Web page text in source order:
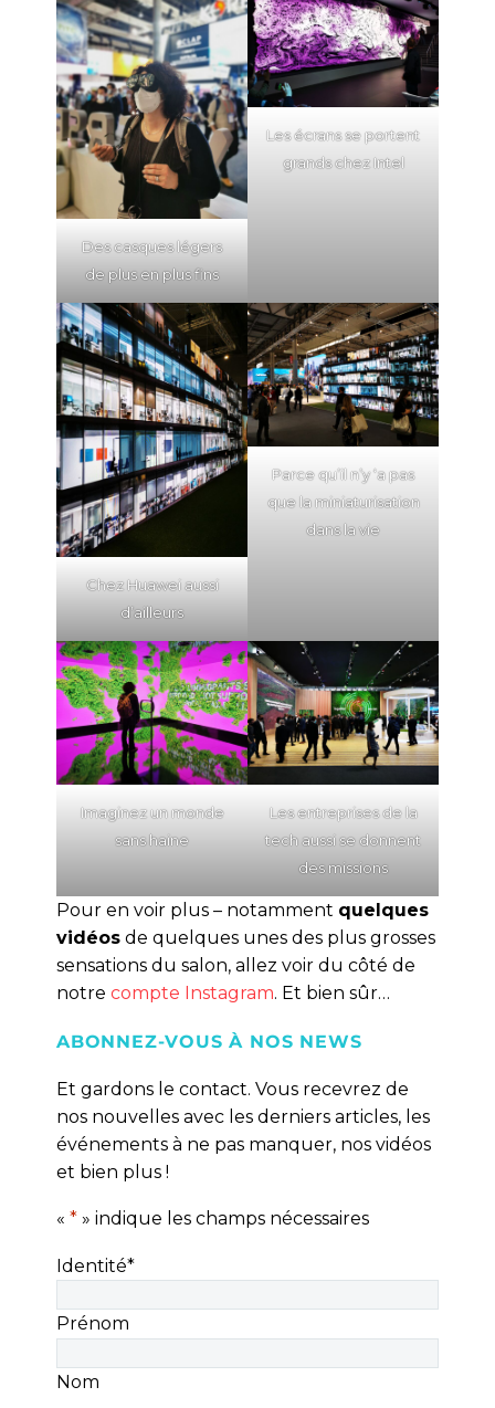
Des casques légers
de plus en plus fins
Les écrans se portent
grands chez Intel
Chez Huawei aussi
d’ailleurs
Parce qu’il n’y ‘a pas
que la miniaturisation
dans la vie
Imaginez un monde
sans haine
Les entreprises de la
tech aussi se donnent
des missions
Pour en voir plus – notamment quelques
vidéos de quelques unes des plus grosses
sensations du salon, allez voir du côté de
notre compte Instagram. Et bien sûr…
ABONNEZ-VOUS À NOS NEWS
Et gardons le contact. Vous recevrez de
nos nouvelles avec les derniers articles, les
événements à ne pas manquer, nos vidéos
et bien plus !
« * » indique les champs nécessaires
Identité*
Prénom
Nom